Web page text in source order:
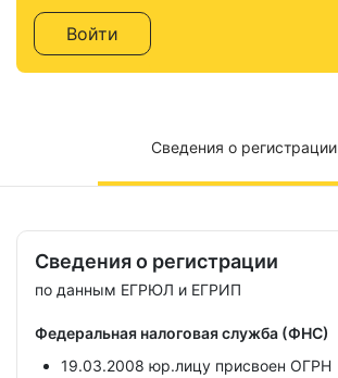
Войти
Сведения о регистрации
Сведения о регистрации
по данным ЕГРЮЛ и ЕГРИП
Федеральная налоговая служба (ФНС)
19.03.2008 юр.лицу присвоен ОГРН